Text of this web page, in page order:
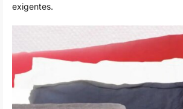
exigentes.